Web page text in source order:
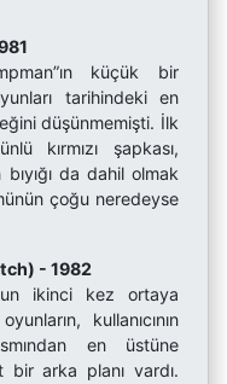
küçük bir
tarihindeki en
düşünmemişti. İlk
kırmızı şapkası,
da dahil olmak
çoğu neredeyse
- 1982
ikinci kez ortaya
kullanıcının
en üstüne
bir arka planı vardı.